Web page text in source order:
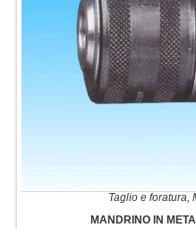
Taglio e foratura,
MANDRINO IN